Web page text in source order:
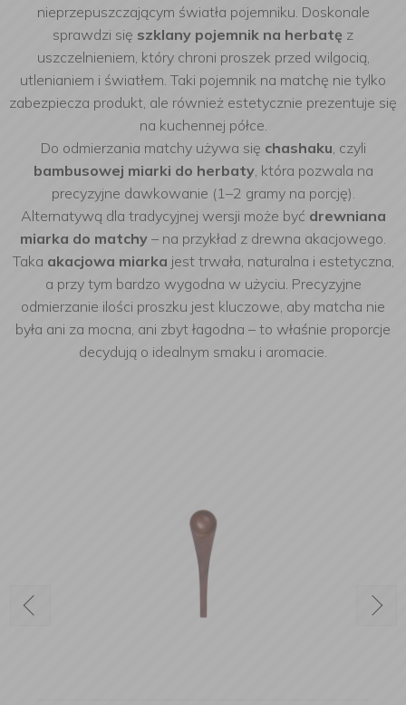
nieprzepuszczającym światła pojemniku. Doskonale
sprawdzi się szklany pojemnik na herbatę z
uszczelnieniem, który chroni proszek przed wilgocią,
utlenianiem i światłem. Taki pojemnik na matchę nie tylko
zabezpiecza produkt, ale również estetycznie prezentuje się
na kuchennej półce.
Do odmierzania matchy używa się chashaku, czyli
bambusowej miarki do herbaty, która pozwala na
precyzyjne dawkowanie (1–2 gramy na porcję).
Alternatywą dla tradycyjnej wersji może być drewniana
miarka do matchy – na przykład z drewna akacjowego.
Taka akacjowa miarka jest trwała, naturalna i estetyczna,
a przy tym bardzo wygodna w użyciu. Precyzyjne
odmierzanie ilości proszku jest kluczowe, aby matcha nie
była ani za mocna, ani zbyt łagodna – to właśnie proporcje
decydują o idealnym smaku i aromacie.